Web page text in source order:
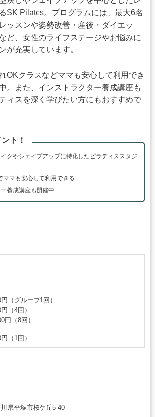
SK Pilates。プログラムには、最大6名
ッスンや姿勢改善・産後・ダイエッ
ど、女性のライフステージやお悩みに
が充実しています。
OKクラスなどママも安心して利用でき
。また、インストラクター養成講座も
ィスを深く学びたい方にもおすすめで
ト！
クやシェイプアップに特化したピラティススタジ
ママも安心して利用できる
養成講座も開催中
円（グループ1回）
（4回）
円（8回）
（1回）
県平塚市桜ケ丘5-40